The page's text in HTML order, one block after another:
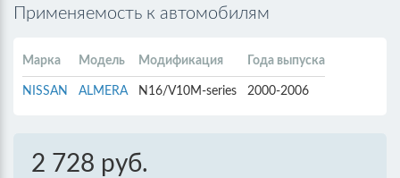
Применяемость к автомобилям
Марка Модель Модификация Года выпуска
NISSAN ALMERA N16/V10M-series 2000-2006
2 728 руб.